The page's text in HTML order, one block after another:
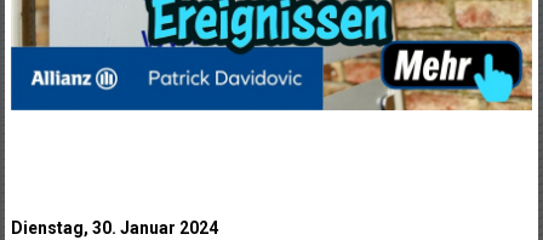
Dienstag, 30. Januar 2024